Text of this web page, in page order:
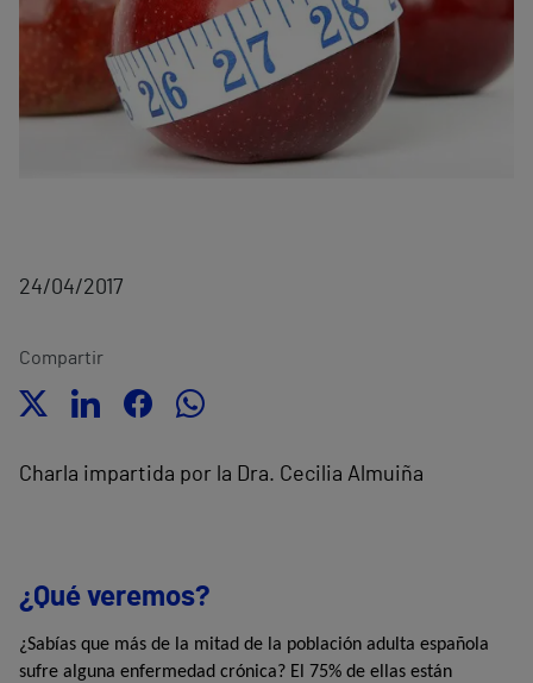
24/04/2017
Compartir
Charla impartida por la Dra. Cecilia Almuiña
¿Qué veremos?
¿Sabías que más de la mitad de la población adulta española
sufre alguna enfermedad crónica? El 75% de ellas están